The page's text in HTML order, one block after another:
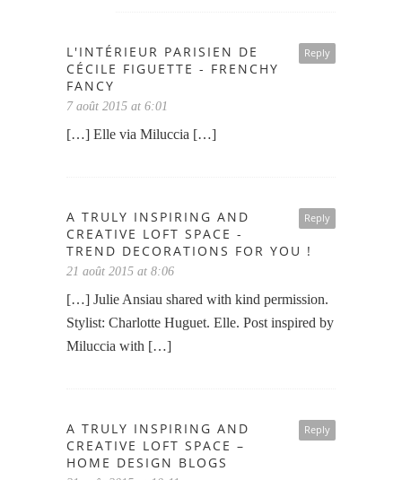
Reply
L'INTÉRIEUR PARISIEN DE
CÉCILE FIGUETTE - FRENCHY
FANCY
7 août 2015 at 6:01
[…] Elle via Miluccia […]
Reply
A TRULY INSPIRING AND
CREATIVE LOFT SPACE -
TREND DECORATIONS FOR YOU !
21 août 2015 at 8:06
[…] Julie Ansiau shared with kind permission.
Stylist: Charlotte Huguet. Elle. Post inspired by
Miluccia with […]
Reply
A TRULY INSPIRING AND
CREATIVE LOFT SPACE –
HOME DESIGN BLOGS